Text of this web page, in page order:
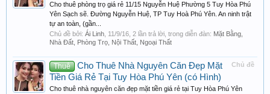
Cho thuê phòng trọ giá rẻ 11/15 Nguyễn Huệ Phường 5 Tuy Hòa Phú
Yên Sạch sẽ. Đường Nguyễn Huệ, TP Tuy Hoà Phú Yên. An ninh trật
tự an toàn, (gần...
Chủ đề bởi: Ái Linh 11/9/16 , 2 lần trả lời, trong diễn đàn: Mặt Bằng,
Nhà Đất, Phòng Trọ, Nội Thất, Ngoại Thất
Chủ đề
Thuê
Cho Thuê Nhà Nguyên Căn Đẹp Mặt
Tiền Giá Rẻ Tại Tuy Hòa Phú Yên (có Hình)
Cho thuê nhà nguyên căn đẹp mặt tiền giá rẻ tại Tuy Hòa Phú Yên